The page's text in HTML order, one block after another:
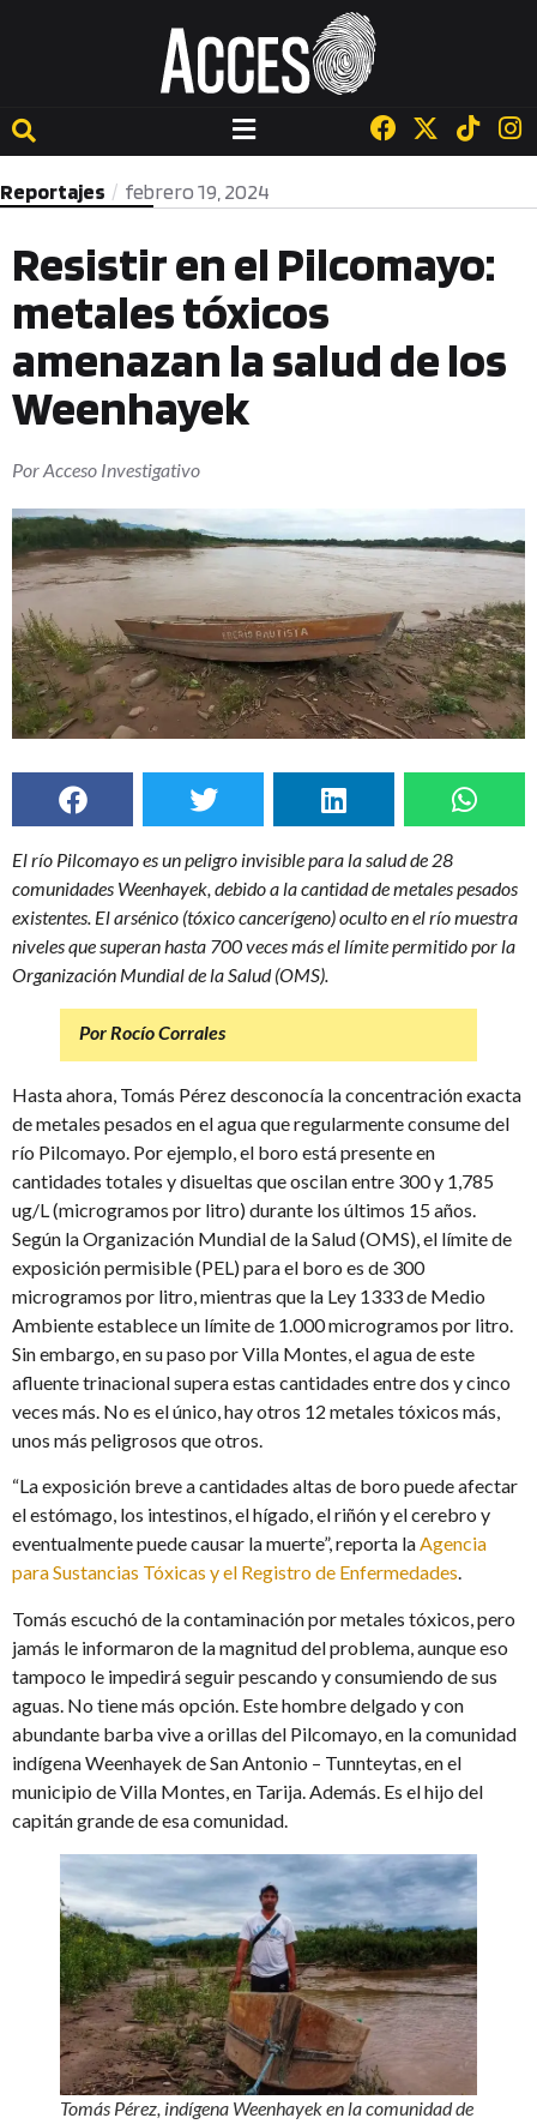
Reportajes febrero 19, 2024
Resistir en el Pilcomayo:
metales tóxicos
amenazan la salud de los
Weenhayek
PorAcceso Investigativo
El río Pilcomayo es un peligro invisible para la salud de 28
comunidades Weenhayek, debido a la cantidad de metales pesados
existentes. El arsénico (tóxico cancerígeno) oculto en el río muestra
niveles que superan hasta 700 veces más el límite permitido por la
Organización Mundial de la Salud (OMS).
Por Rocío Corrales
Hasta ahora, Tomás Pérez desconocía la concentración exacta
de metales pesados en el agua que regularmente consume del
río Pilcomayo. Por ejemplo, el boro está presente en
cantidades totales y disueltas que oscilan entre 300 y 1,785
ug/L (microgramos por litro) durante los últimos 15 años.
Según la Organización Mundial de la Salud (OMS), el límite de
exposición permisible (PEL) para el boro es de 300
microgramos por litro, mientras que la Ley 1333 de Medio
Ambiente establece un límite de 1.000 microgramos por litro.
Sin embargo, en su paso por Villa Montes, el agua de este
afluente trinacional supera estas cantidades entre dos y cinco
veces más. No es el único, hay otros 12 metales tóxicos más,
unos más peligrosos que otros.
“La exposición breve a cantidades altas de boro puede afectar
el estómago, los intestinos, el hígado, el riñón y el cerebro y
eventualmente puede causar la muerte”, reporta laAgencia
para Sustancias Tóxicas y el Registro de Enfermedades.
Tomás escuchó de la contaminación por metales tóxicos, pero
jamás le informaron de la magnitud del problema, aunque eso
tampoco le impedirá seguir pescando y consumiendo de sus
aguas. No tiene más opción. Este hombre delgado y con
abundante barba vive a orillas del Pilcomayo, en la comunidad
indígena Weenhayek de San Antonio – Tunnteytas, en el
municipio de Villa Montes, en Tarija. Además. Es el hijo del
capitán grande de esa comunidad.
Tomás Pérez, indígena Weenhayek en la comunidad de